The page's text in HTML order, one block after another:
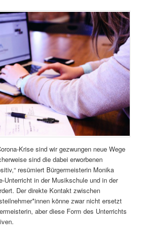
Krise sind wir gezwungen neue Wege
sind die dabei erworbenen
resümiert Bürgermeisterin Monika
Unterricht in der Musikschule und in der
Der direkte Kontakt zwischen
könne zwar nicht ersetzt
aber diese Form des Unterrichts